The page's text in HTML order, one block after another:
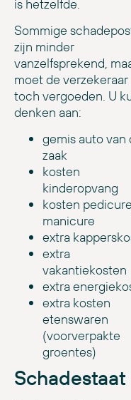
is hetzelfde.
Sommige
zijn minder
vanzelfsprekend,
moet de verzekeraar
toch vergoeden. U
denken aan:
gemis auto van
zaak
kosten
kinderopvang
kosten
manicure
extra
extra
vakantiekosten
extra
extra kosten
etenswaren
(voorverpakte
groentes)
Schadestaat